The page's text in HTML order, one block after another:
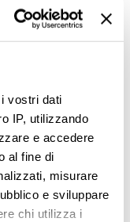
vostri dati
IP, utilizzando
e accedere
al fine di
misurare
e sviluppare
chi utilizza i